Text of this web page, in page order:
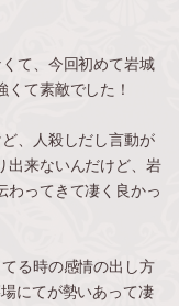
て、今回初めて岩城
て素敵でした！
、人殺しだし言動が
出来ないんだけど、岩
わってきて凄く良かっ
る時の感情の出し方
にてが勢いあって凄